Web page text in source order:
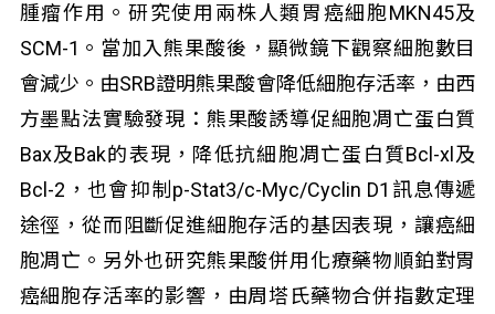
腫瘤作用。研究使用兩株人類胃癌細胞MKN45及
SCM-1。當加入熊果酸後，顯微鏡下觀察細胞數目
會減少。由SRB證明熊果酸會降低細胞存活率，由西
方墨點法實驗發現：熊果酸誘導促細胞凋亡蛋白質
Bax及Bak的表現，降低抗細胞凋亡蛋白質Bcl-xl及
Bcl-2，也會抑制p-Stat3/c-Myc/Cyclin D1訊息傳遞
途徑，從而阻斷促進細胞存活的基因表現，讓癌細
胞凋亡。另外也研究熊果酸併用化療藥物順鉑對胃
癌細胞存活率的影響，由周塔氏藥物合併指數定理